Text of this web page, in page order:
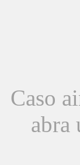
Caso
abra